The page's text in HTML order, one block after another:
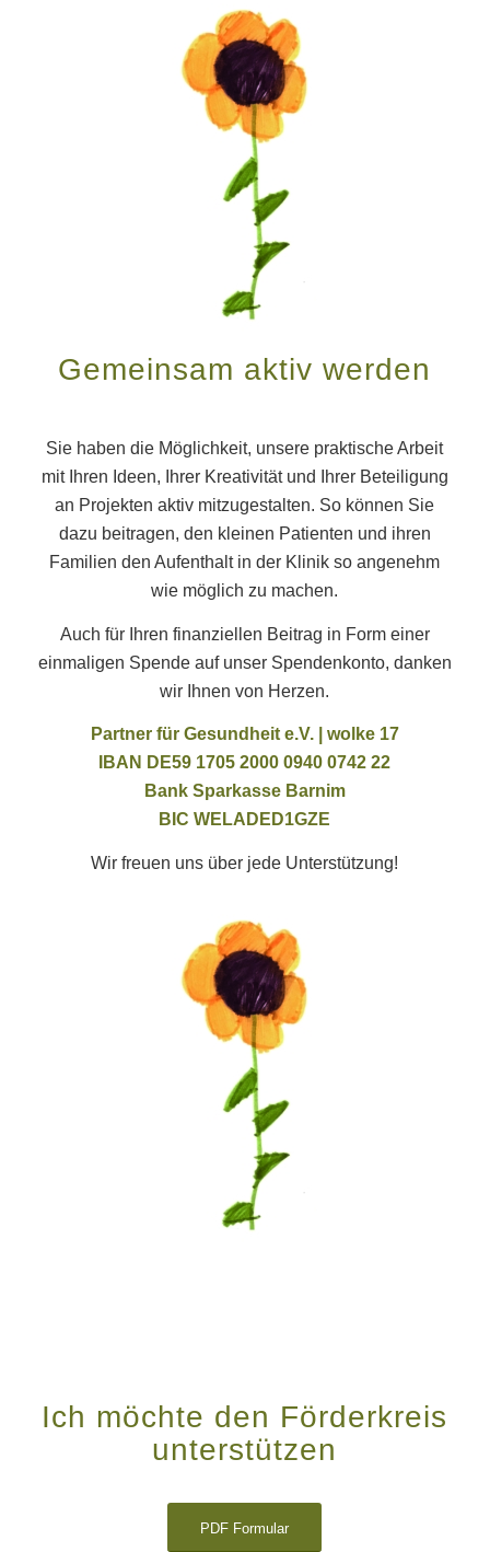
Gemeinsam aktiv werden
Sie haben die Möglichkeit, unsere praktische Arbeit
mit Ihren Ideen, Ihrer Kreativität und Ihrer Beteiligung
an Projekten aktiv mitzugestalten. So können Sie
dazu beitragen, den kleinen Patienten und ihren
Familien den Aufenthalt in der Klinik so angenehm
wie möglich zu machen.
Auch für Ihren finanziellen Beitrag in Form einer
einmaligen Spende auf unser Spendenkonto, danken
wir Ihnen von Herzen.
Partner für Gesundheit e.V. | wolke 17
IBAN DE59 1705 2000 0940 0742 22
Bank Sparkasse Barnim
BIC WELADED1GZE
Wir freuen uns über jede Unterstützung!
Ich möchte den Förderkreis
unterstützen
PDF Formular